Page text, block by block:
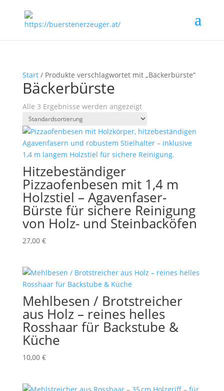
Start/ Produkte verschlagwortet mit „Bäckerbürste“
Bäckerbürste
Alle 3 Ergebnisse werden angezeigt
Hitzebeständiger
Pizzaofenbesen mit 1,4 m
Holzstiel – Agavenfaser-
Bürste für sichere Reinigung
von Holz- und Steinbacköfen
27,00 €
Mehlbesen / Brotstreicher
aus Holz – reines helles
Rosshaar für Backstube &
Küche
10,00 €